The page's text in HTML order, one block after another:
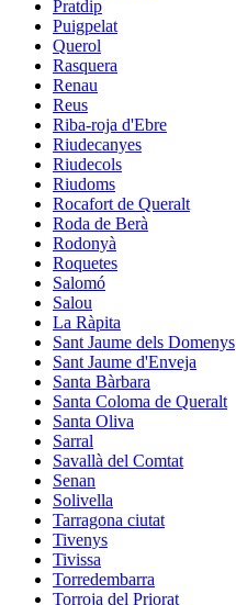
Pratdip
Puigpelat
Querol
Rasquera
Renau
Reus
Riba-roja d'Ebre
Riudecanyes
Riudecols
Riudoms
Rocafort de Queralt
Roda de Berà
Rodonyà
Roquetes
Salomó
Salou
La Ràpita
Sant Jaume dels Domenys
Sant Jaume d'Enveja
Santa Bàrbara
Santa Coloma de Queralt
Santa Oliva
Sarral
Savallà del Comtat
Senan
Solivella
Tarragona ciutat
Tivenys
Tivissa
Torredembarra
Torroja del Priorat